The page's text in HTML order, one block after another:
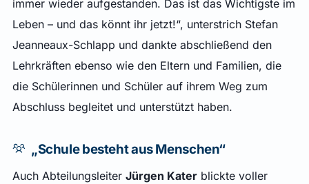
immer wieder aufgestanden. Das ist das Wichtigste im
Leben – und das könnt ihr jetzt!“, unterstrich Stefan
Jeanneaux-Schlapp und dankte abschließend den
Lehrkräften ebenso wie den Eltern und Familien, die
die Schülerinnen und Schüler auf ihrem Weg zum
Abschluss begleitet und unterstützt haben.
„Schule besteht aus Menschen“
Auch Abteilungsleiter Jürgen Katerblickte voller